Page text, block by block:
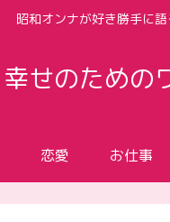
昭和オンナが好き勝手に
幸せのための
恋愛 お仕事